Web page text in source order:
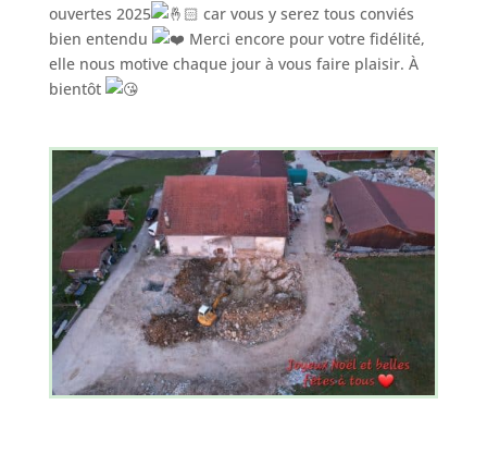
ouvertes 2025
car vous y serez tous conviés
bien entendu
Merci encore pour votre fidélité,
elle nous motive chaque jour à vous faire plaisir. À
bientôt